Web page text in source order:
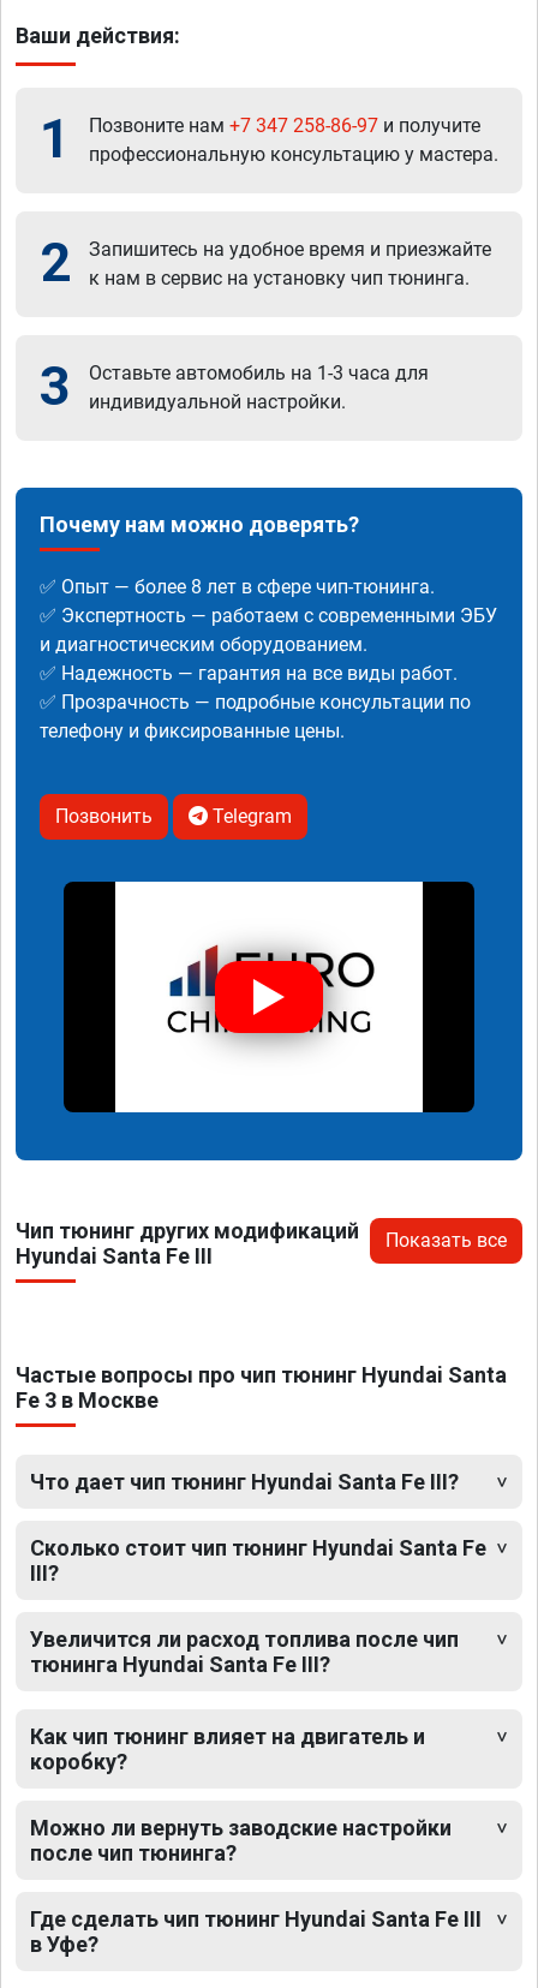
Ваши действия:
1 Позвоните нам +7 347 258-86-97 и получите
профессиональную консультацию у мастера.
2
Запишитесь на удобное время и приезжайте
к нам в сервис на установку чип тюнинга.
3
Оставьте автомобиль на 1-3 часа для
индивидуальной настройки.
Почему нам можно доверять?
✅ Опыт — более 8 лет в сфере чип-тюнинга.
✅ Экспертность — работаем с современными ЭБУ
и диагностическим оборудованием.
✅ Надежность — гарантия на все виды работ.
✅ Прозрачность — подробные консультации по
телефону и фиксированные цены.
Позвонить Telegram
Чип тюнинг других модификаций
Hyundai Santa Fe III
Показать все
Частые вопросы про чип тюнинг Hyundai Santa
Fe 3 в Москве
Что дает чип тюнинг Hyundai Santa Fe III?
Сколько стоит чип тюнинг Hyundai Santa Fe
III?
Увеличится ли расход топлива после чип
тюнинга Hyundai Santa Fe III?
Как чип тюнинг влияет на двигатель и
коробку?
Можно ли вернуть заводские настройки
после чип тюнинга?
Где сделать чип тюнинг Hyundai Santa Fe III
в Уфе?